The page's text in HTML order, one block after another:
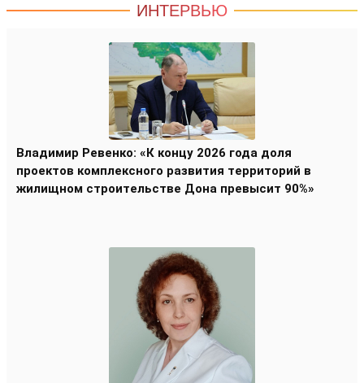
ИНТЕРВЬЮ
Владимир Ревенко: «К концу 2026 года доля
проектов комплексного развития территорий в
жилищном строительстве Дона превысит 90%»